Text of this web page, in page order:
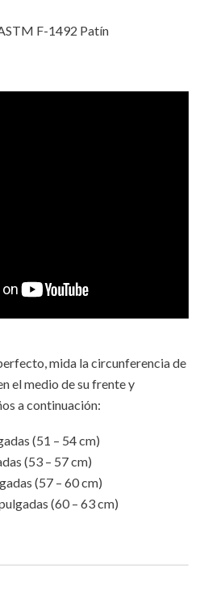
F-1492 Patín
mida la circunferencia de
el medio de su frente y
a continuación:
(51 – 54 cm)
(53 – 57 cm)
(57 – 60 cm)
(60 – 63 cm)